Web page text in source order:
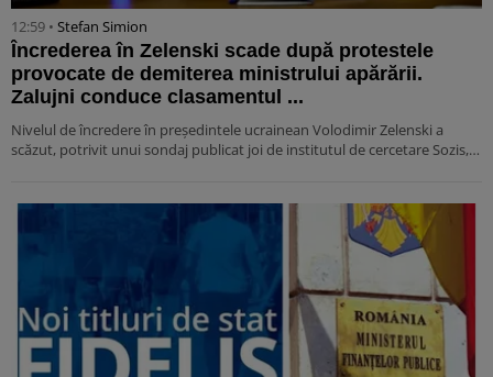
12:59 • Stefan Simion
Încrederea în Zelenski scade după protestele
provocate de demiterea ministrului apărării.
Zalujni conduce clasamentul ...
Nivelul de încredere în președintele ucrainean Volodimir Zelenski a
scăzut, potrivit unui sondaj publicat joi de institutul de cercetare Sozis,…